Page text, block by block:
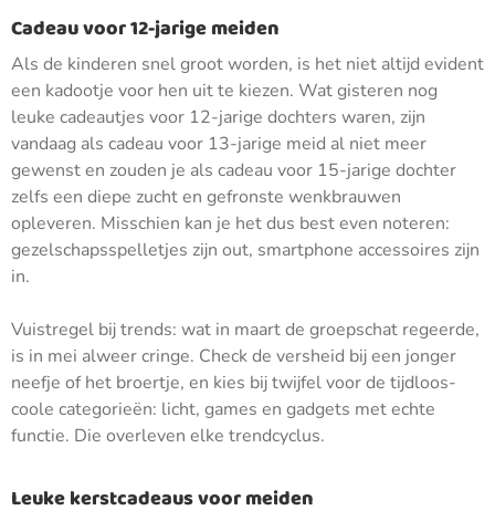
Cadeau voor 12-jarige meiden
Als de kinderen snel groot worden, is het niet altijd evident
een kadootje voor hen uit te kiezen. Wat gisteren nog
leuke cadeautjes voor 12-jarige dochters waren, zijn
vandaag als cadeau voor 13-jarige meid al niet meer
gewenst en zouden je als cadeau voor 15-jarige dochter
zelfs een diepe zucht en gefronste wenkbrauwen
opleveren. Misschien kan je het dus best even noteren:
gezelschapsspelletjes zijn out, smartphone accessoires zijn
in.
Vuistregel bij trends: wat in maart de groepschat regeerde,
is in mei alweer cringe. Check de versheid bij een jonger
neefje of het broertje, en kies bij twijfel voor de tijdloos-
coole categorieën: licht, games en gadgets met echte
functie. Die overleven elke trendcyclus.
Leuke kerstcadeaus voor meiden